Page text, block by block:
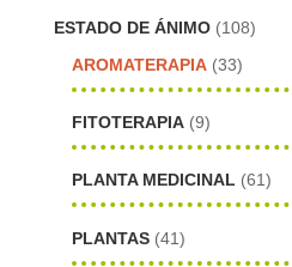
ESTADO DE ÁNIMO (108)
AROMATERAPIA (33)
FITOTERAPIA (9)
PLANTA MEDICINAL (61)
PLANTAS (41)